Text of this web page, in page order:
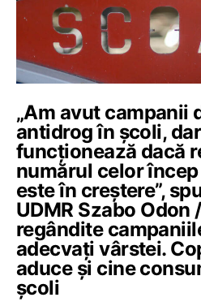
„Am avut campanii
antidrog în școli,
funcționează dacă
numărul celor
este în creștere”,
UDMR Szabo Odon
regândite
adecvați vârstei.
aduce și cine
școli